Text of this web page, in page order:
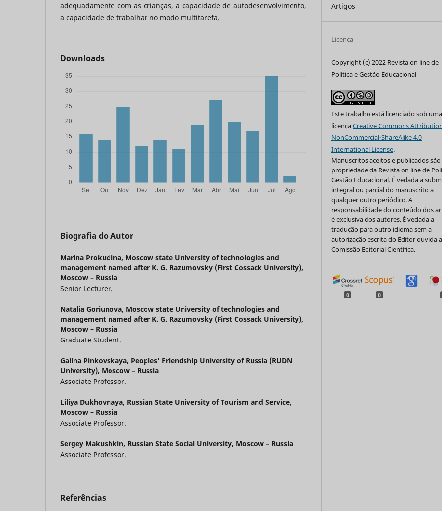
adequadamente com as crianças, a capacidade de autodesenvolvimento,
a capacidade de trabalhar no modo multitarefa.
Downloads
Biografia do Autor
Marina Prokudina, Moscow state University of technologies and
management named after K. G. Razumovsky (First Cossack University),
Moscow – Russia
Senior Lecturer.
Natalia Goriunova, Moscow state University of technologies and
management named after K. G. Razumovsky (First Cossack University),
Moscow – Russia
Graduate Student.
Galina Pinkovskaya, Peoples’ Friendship University of Russia (RUDN
University), Moscow – Russia
Associate Professor.
Liliya Dukhovnaya, Russian State University of Tourism and Service,
Moscow – Russia
Associate Professor.
Sergey Makushkin, Russian State Social University, Moscow – Russia
Associate Professor.
Referências
Artigos
Licença
Copyright (c) 2022 Revista on line de
Política e Gestão Educacional
Este trabalho está licenciado sob uma
licençaCreative Commons
NonCommercial-ShareAlike 4.0
International License.
Manuscritos aceitos e publicados são
propriedade da Revista on line de
Gestão Educacional. É vedada a
integral ou parcial do manuscrito a
qualquer outro periódico. A
responsabilidade do conteúdo dos
é exclusiva dos autores. É vedada a
tradução para outro idioma sem a
autorização escrita do Editor ouvida a
Comissão Editorial Científica.
0 0